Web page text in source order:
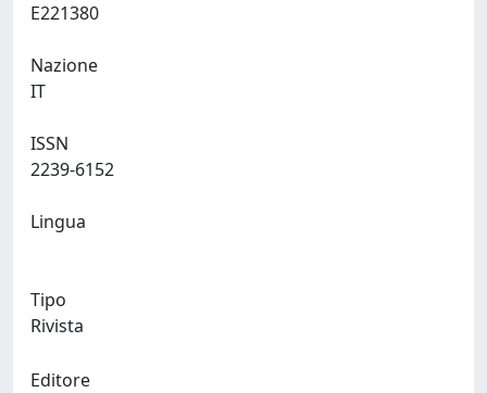
Nazione
ISSN
Lingua
Tipo
Rivista
Editore